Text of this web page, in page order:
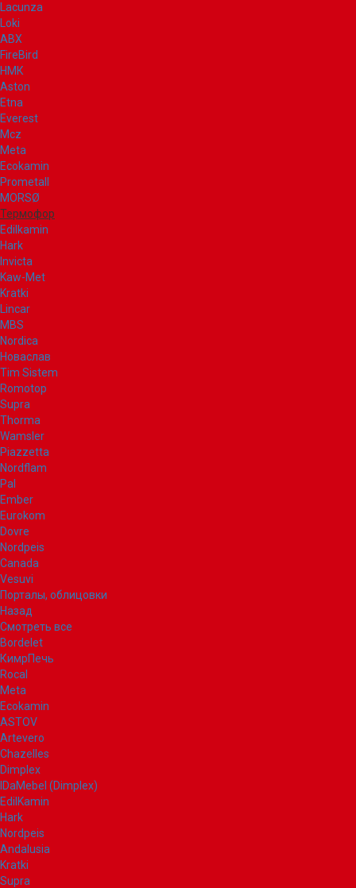
Lacunza
Loki
ABX
FireBird
НМК
Aston
Etna
Everest
Mcz
Meta
Ecokamin
Prometall
MORSØ
Термофор
Edilkamin
Hark
Invicta
Kaw-Met
Kratki
Lincar
MBS
Nordica
Новаслав
Tim Sistem
Romotop
Supra
Thorma
Wamsler
Piazzetta
Nordflam
Pal
Ember
Eurokom
Dovre
Nordpeis
Canada
Vesuvi
Порталы, облицовки
Назад
Смотреть все
Bordelet
КимрПечь
Rocal
Meta
Ecokamin
ASTOV
Artevero
Chazelles
Dimplex
IDaMebel (Dimplex)
EdilKamin
Hark
Nordpeis
Andalusia
Kratki
Supra